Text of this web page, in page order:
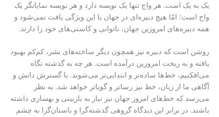
یک به یک است. هر واج تنها یک نویسه دارد و هر نویسه نمایانگر یک
واج است؛ امّا هیچ دبیره‌ای در جهان با این ویژگی یافت نمی‌شود و
همه دبیره‌های امروزین جهان، ناتوانی و کاستی‌های خود را دارند.
روشن است که دبیره نیز همچون دیگر ساخته‌های بشر، کم‌کم بهبود
یافته و به ریخت امروزین درآمده است. هر چه به گذشته نگاه
می‌افکنیم، خط‌ها ساده‌تر و ابتدایی‌تر می‌شوند. با گسترش دانش و
آگاهی ما از زبان، خط نیز رساتر و گویا‌تر خواهد ‌شد. به نظر
می‌رسد که خط‌های امروز جهان نیز نیاز به بازبینی و بهسازی داشته
باشند. در برابر این دیدگاه گروهی گذشته‌گرا و باستان‌گرا به چشم